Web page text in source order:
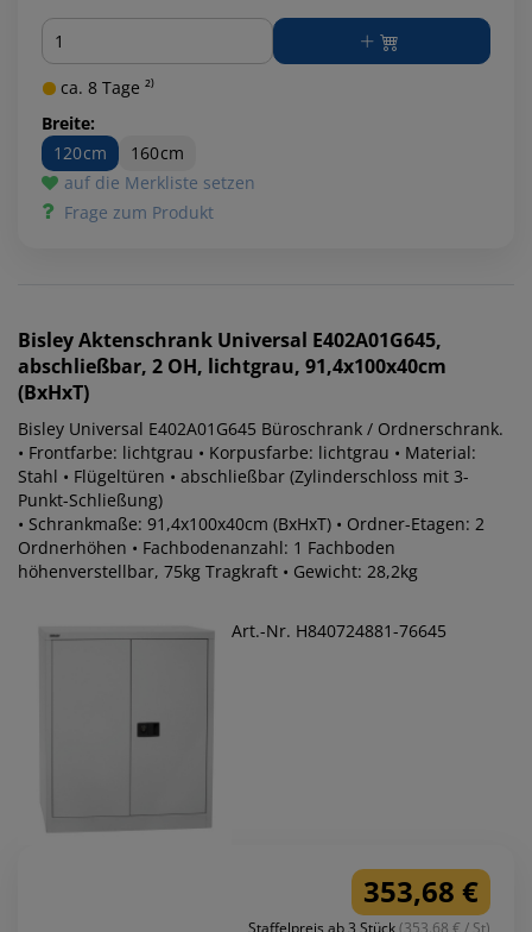
Menge
ca. 8 Tage ²⁾
Breite:
120cm
160cm
auf die Merkliste setzen
Frage zum Produkt
BisleyAktenschrank Universal E402A01G645,
abschließbar, 2 OH, lichtgrau, 91,4x100x40cm
(BxHxT)
Bisley Universal E402A01G645 Büroschrank / Ordnerschrank.
• Frontfarbe: lichtgrau • Korpusfarbe: lichtgrau • Material:
Stahl • Flügeltüren • abschließbar (Zylinderschloss mit 3-
Punkt-Schließung)
• Schrankmaße: 91,4x100x40cm (BxHxT) • Ordner-Etagen: 2
Ordnerhöhen • Fachbodenanzahl: 1 Fachboden
höhenverstellbar, 75kg Tragkraft • Gewicht: 28,2kg
Art.-Nr. H840724881-76645
353,68 €
Staffelpreis ab 3 Stück(353.68 € / St)